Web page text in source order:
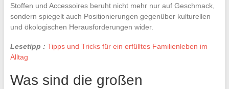
Stoffen und Accessoires beruht nicht mehr nur auf Geschmack,
sondern spiegelt auch Positionierungen gegenüber kulturellen
und ökologischen Herausforderungen wider.
Lesetipp : Tipps und Tricks für ein erfülltes Familienleben im
Alltag
Was sind die großen